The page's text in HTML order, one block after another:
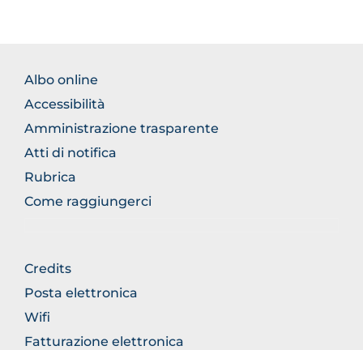
FOOTER
NORMATIVA
Albo online
Accessibilità
Amministrazione trasparente
Atti di notifica
Rubrica
Come raggiungerci
FOOTER
GENERICO
Credits
Posta elettronica
Wifi
Fatturazione elettronica